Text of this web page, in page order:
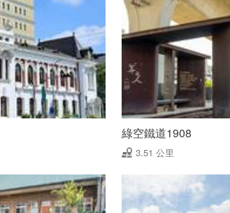
綠空鐵道1908
3.51 公里